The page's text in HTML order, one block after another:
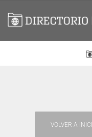
VOLVER A